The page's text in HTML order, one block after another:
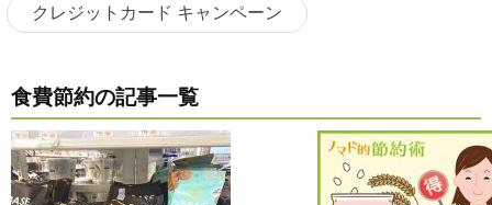
クレジットカード キャンペーン
食費節約の記事一覧